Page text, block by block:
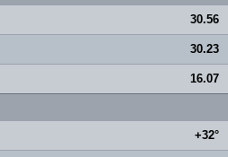
30.56
30.23
16.07
+32°